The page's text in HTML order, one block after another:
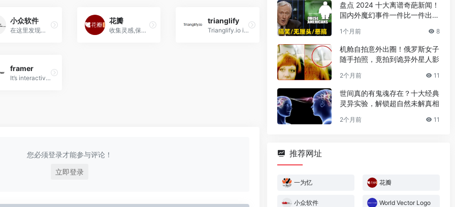
小众软件
在这里发现更多有趣的应用！
花瓣
收集灵感,保存有用的素材！
trianglify
Trianglify.io is a tool for generating low poly triangle patterns that can be used as wallpapers and website assets.
framer
It’s interactive design made simple—no code required, browser-based, and free for everyone. Realistic prototypes in half the time.
您必须登录才能参与评论！
立即登录
盘点 2024 十大离谱奇葩新闻！
国内外魔幻事件一件比一件出人
1个月前 8
机舱自拍意外出圈！俄罗斯女子
随手拍照，竟拍到诡异外星人影
2个月前 11
世间真的有鬼魂存在？十大经典
灵异实验，解锁超自然未解真相
2个月前 11
推荐网址
一为忆 花瓣
小众软件 World Vector Logo